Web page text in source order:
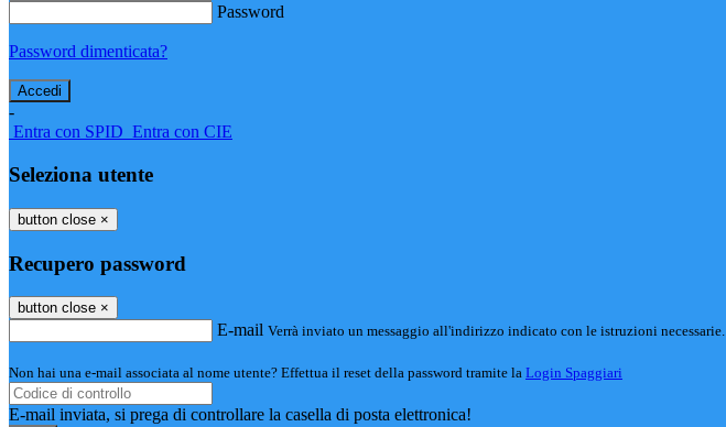
Password
Password dimenticata?
-
Entra con SPID Entra con CIE
Seleziona utente
button close ×
Recupero password
button close ×
E-mail Verrà inviato un messaggio all'indirizzo indicato con le istruzioni necessarie.
Non hai una e-mail associata al nome utente? Effettua il reset della password tramite la Login Spaggiari
E-mail inviata, si prega di controllare la casella di posta elettronica!